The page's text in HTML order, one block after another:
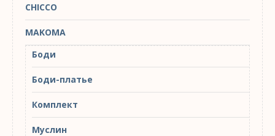
CHICCO
MAKOMA
Боди
Боди-платье
Комплект
Муслин